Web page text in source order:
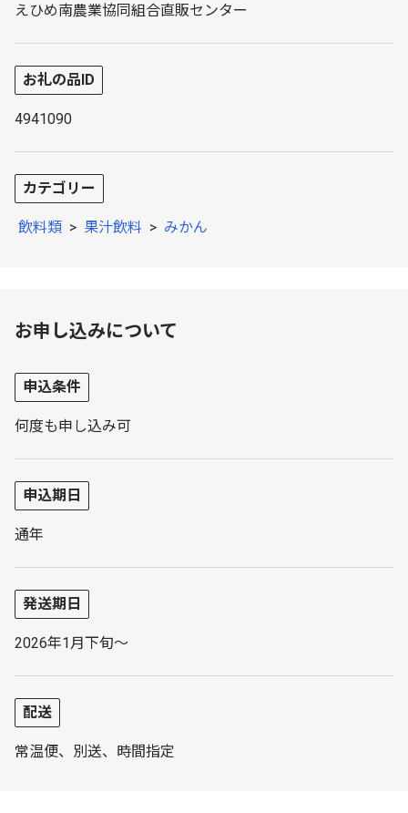
えひめ南農業協同組合直販センター
お礼の品ID
4941090
カテゴリー
飲料類 > 果汁飲料 > みかん
お申し込みについて
申込条件
何度も申し込み可
申込期日
通年
発送期日
2026年1月下旬～
配送
常温便、別送、時間指定